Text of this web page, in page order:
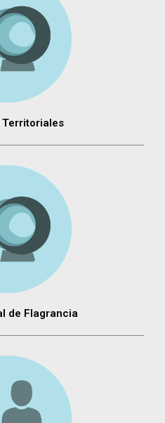
Territoriales
de Flagrancia